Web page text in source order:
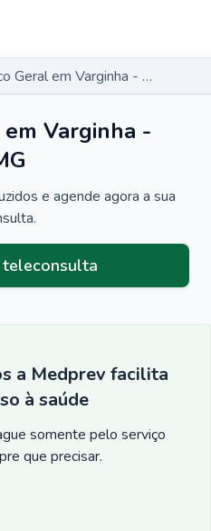
Clínico Geral em Varginha - MG
Varginha -
e agende agora a sua
a Medprev facilita
à saúde
somente pelo serviço
que precisar.